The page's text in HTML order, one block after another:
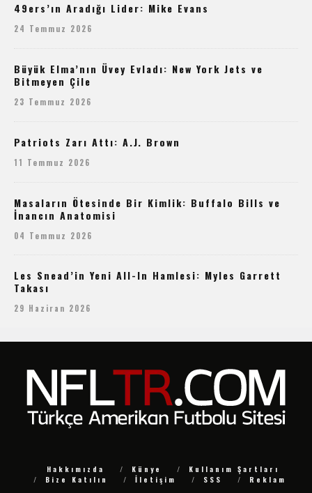
49ers’ın Aradığı Lider: Mike Evans
24 Temmuz 2026
Büyük Elma’nın Üvey Evladı: New York Jets ve
Bitmeyen Çile
23 Temmuz 2026
Patriots Zarı Attı: A.J. Brown
11 Temmuz 2026
Masaların Ötesinde Bir Kimlik: Buffalo Bills ve
İnancın Anatomisi
04 Temmuz 2026
Les Snead’in Yeni All-In Hamlesi: Myles Garrett
Takası
29 Haziran 2026
Hakkımızda Künye
Kullanım Şartları
Bize Katılın
İletişim SSS Reklam